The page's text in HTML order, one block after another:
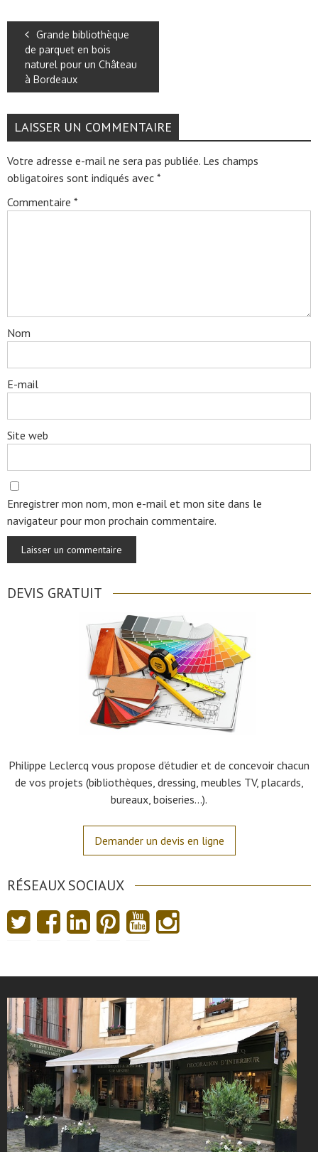
Grande bibliothèque
de parquet en bois
naturel pour un Château
à Bordeaux
LAISSER UN COMMENTAIRE
Votre adresse e-mail ne sera pas publiée. Les champs
obligatoires sont indiqués avec *
Commentaire *
Nom
E-mail
Site web
Enregistrer mon nom, mon e-mail et mon site dans le
navigateur pour mon prochain commentaire.
DEVIS GRATUIT
Philippe Leclercq vous propose d’étudier et de concevoir chacun
de vos projets (bibliothèques, dressing, meubles TV, placards,
bureaux, boiseries…).
Demander un devis en ligne
RÉSEAUX SOCIAUX